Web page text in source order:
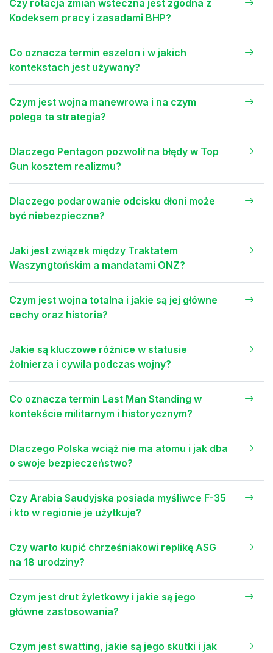
Czy rotacja zmian wsteczna jest zgodna z
Kodeksem pracy i zasadami BHP?
Co oznacza termin eszelon i w jakich
kontekstach jest używany?
Czym jest wojna manewrowa i na czym
polega ta strategia?
Dlaczego Pentagon pozwolił na błędy w Top
Gun kosztem realizmu?
Dlaczego podarowanie odcisku dłoni może
być niebezpieczne?
Jaki jest związek między Traktatem
Waszyngtońskim a mandatami ONZ?
Czym jest wojna totalna i jakie są jej główne
cechy oraz historia?
Jakie są kluczowe różnice w statusie
żołnierza i cywila podczas wojny?
Co oznacza termin Last Man Standing w
kontekście militarnym i historycznym?
Dlaczego Polska wciąż nie ma atomu i jak dba
o swoje bezpieczeństwo?
Czy Arabia Saudyjska posiada myśliwce F-35
i kto w regionie je użytkuje?
Czy warto kupić chrześniakowi replikę ASG
na 18 urodziny?
Czym jest drut żyletkowy i jakie są jego
główne zastosowania?
Czym jest swatting, jakie są jego skutki i jak